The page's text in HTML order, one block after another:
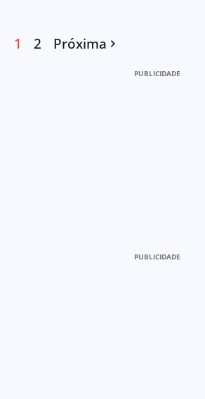
1 2 Próxima
PUBLICIDADE
PUBLICIDADE